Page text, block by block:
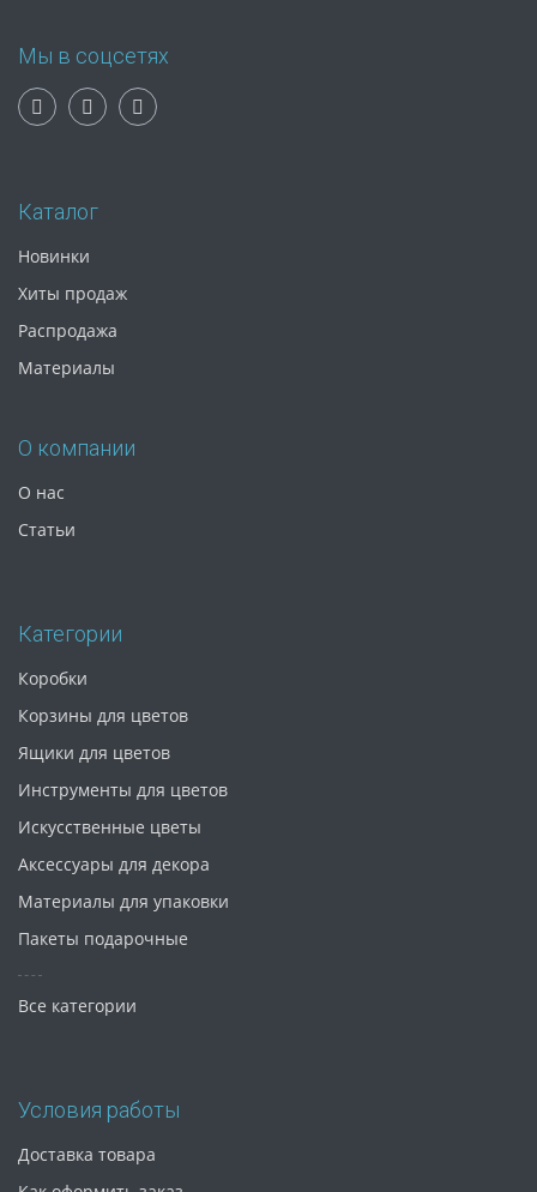
Мы в соцсетях
Каталог
Новинки
Хиты продаж
Распродажа
Материалы
О компании
О нас
Статьи
Категории
Коробки
Корзины для цветов
Ящики для цветов
Инструменты для цветов
Искусственные цветы
Аксессуары для декора
Материалы для упаковки
Пакеты подарочные
Все категории
Условия работы
Доставка товара